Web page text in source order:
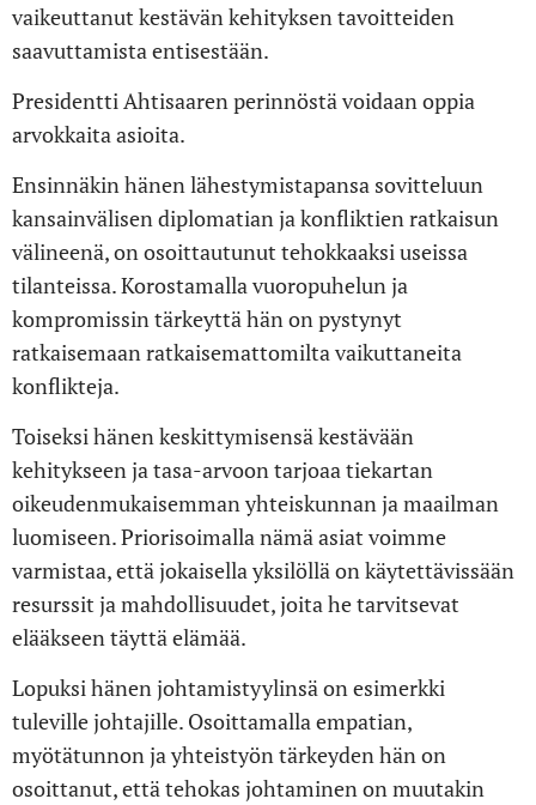
vaikeuttanut kestävän kehityksen tavoitteiden
saavuttamista entisestään.
Presidentti Ahtisaaren perinnöstä voidaan oppia
arvokkaita asioita.
Ensinnäkin hänen lähestymistapansa sovitteluun
kansainvälisen diplomatian ja konfliktien ratkaisun
välineenä, on osoittautunut tehokkaaksi useissa
tilanteissa. Korostamalla vuoropuhelun ja
kompromissin tärkeyttä hän on pystynyt
ratkaisemaan ratkaisemattomilta vaikuttaneita
konflikteja.
Toiseksi hänen keskittymisensä kestävään
kehitykseen ja tasa-arvoon tarjoaa tiekartan
oikeudenmukaisemman yhteiskunnan ja maailman
luomiseen. Priorisoimalla nämä asiat voimme
varmistaa, että jokaisella yksilöllä on käytettävissään
resurssit ja mahdollisuudet, joita he tarvitsevat
elääkseen täyttä elämää.
Lopuksi hänen johtamistyylinsä on esimerkki
tuleville johtajille. Osoittamalla empatian,
myötätunnon ja yhteistyön tärkeyden hän on
osoittanut, että tehokas johtaminen on muutakin